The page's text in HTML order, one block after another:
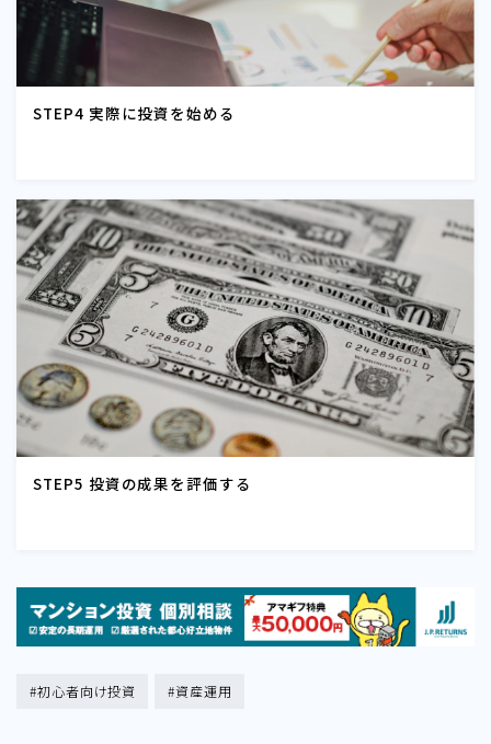
STEP4 実際に投資を始める
STEP5 投資の成果を評価する
#初心者向け投資 #資産運用